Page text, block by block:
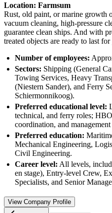
Location: Farmsum
Rust, old paint, or marine growth
vacuum cleaning, high-pressure
guarantee clean ships. And with
treated objects are ready to last for
Number of employees:
Sectors: Shipping (General
Towing Services, Heavy
(Niestern Sander), and Ferry
Schiermonnikoog).
Preferred educational level:
technical, and ferry roles;
coordination, and
Preferred education:
Mechanical Engineering,
Civil Engineering.
Career level: All levels,
en stage), Entry-level Crew,
Specialists, and Senior
View Company Profile